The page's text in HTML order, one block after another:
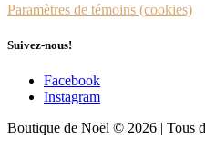
Paramètres de témoins (cookies)
Suivez-nous!
Facebook
Instagram
Boutique de Noël © 2026 | Tous